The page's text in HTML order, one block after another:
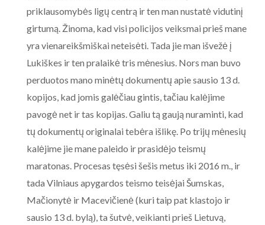
priklausomybės ligų centrą ir ten man nustatė vidutinį
girtumą. Žinoma, kad visi policijos veiksmai prieš mane
yra vienareikšmiškai neteisėti. Tada jie man išvežė į
Lukiškes ir ten pralaikė tris mėnesius. Nors man buvo
perduotos mano minėtų dokumentų apie sausio 13 d.
kopijos, kad jomis galėčiau gintis, tačiau kalėjime
pavogė net ir tas kopijas. Galiu tą gaują nuraminti, kad
tų dokumentų originalai tebėra išlikę. Po trijų mėnesių
kalėjime jie mane paleido ir prasidėjo teismų
maratonas. Procesas tęsėsi šešis metus iki 2016 m., ir
tada Vilniaus apygardos teismo teisėjai Šumskas,
Mačionytė ir Macevičienė (kuri taip pat klastojo ir
sausio 13 d. bylą), ta šutvė, veikianti prieš Lietuvą,